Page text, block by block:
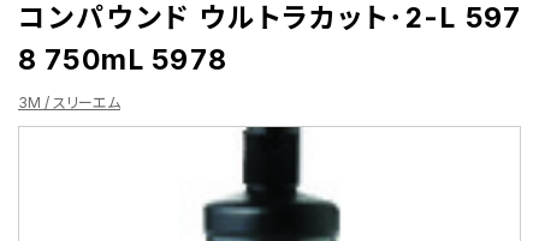
コンパウンド ウルトラカット･2-L 597
8 750mL 5978
3M / スリーエム